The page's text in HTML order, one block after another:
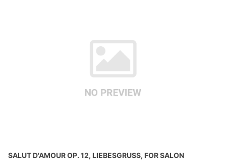
SALUT D'AMOUR OP. 12, LIEBESGRUSS, FOR SALON O